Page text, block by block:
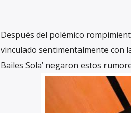
Después del polémico
vinculado sentimentalmente con
Bailes Sola’ negaron estos